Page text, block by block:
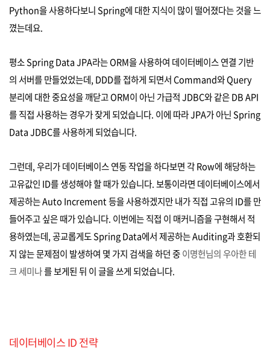
Python을 사용하다보니 Spring에 대한 지식이 많이 떨어졌다는 것을 느
꼈는데요.
평소 Spring Data JPA라는 ORM을 사용하여 데이터베이스 연결 기반
의 서버를 만들었었는데, DDD를 접하게 되면서 Command와 Query
분리에 대한 중요성을 깨닫고 ORM이 아닌 가급적 JDBC와 같은 DB API
를 직접 사용하는 경우가 잦게 되었습니다. 이에 따라 JPA가 아닌 Spring
Data JDBC를 사용하게 되었습니다.
그런데, 우리가 데이터베이스 연동 작업을 하다보면 각 Row에 해당하는
고유값인 ID를 생성해야 할 때가 있습니다. 보통이라면 데이터베이스에서
제공하는 Auto Increment 등을 사용하겠지만 내가 직접 고유의 ID를 만
들어주고 싶은 때가 있습니다. 이번에는 직접 이 매커니즘을 구현해서 적
용하였는데, 공교롭게도 Spring Data에서 제공하는 Auditing과 호환되
지 않는 문제점이 발생하여 몇 가지 검색을 하던 중이명헌님의 우아한 테
크 세미나를 보게된 뒤 이 글을 쓰게 되었습니다.
데이터베이스 ID 전략